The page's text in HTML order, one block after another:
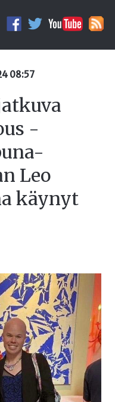
08:57
-
Leo
käynyt